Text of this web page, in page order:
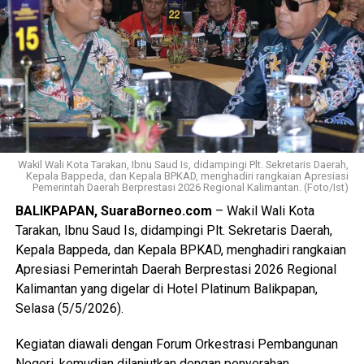
se-Kalimantan. Kalsel dinilai berhasil menunjukkan kinerja
unggul dibandingkan daerah lain, khususnya dalam
penanganan stunting dan pengentasan kemiskinan.
‎“Hari ini kita menghadiri penyerahan apresiasi dari Menteri
Dalam Negeri kepada pemerintah daerah yang berprestasi
di Regional Kalimantan,” sampai Gubernur H. Muhidin.
‎Gubenur H. Muhidin menegaskan bahwa penghargaan
tersebut merupakan hasil kerja bersama seluruh jajaran
pemerintah daerah, serta komitmen berkelanjutan dalam
memperbaiki kualitas hidup masyarakat, terutama bagi
kelompok rentan.
Ajang apresiasi ini sendiri diikuti oleh 24 pemerintah
daerah di wilayah Kalimantan yang dinilai berprestasi
pengangguran, pengendalian inflasi, hingga inovasi
Wakil Wali Kota Tarakan, Ibnu Saud Is, didampingi Plt. Sekretaris Daerah,
Kepala Bappeda, dan Kepala BPKAD, menghadiri rangkaian Apresiasi
Pemerintah Daerah Berprestasi 2026 Regional Kalimantan. (Foto/Ist)
BALIKPAPAN, SuaraBorneo.com – Wakil Wali Kota
Tarakan, Ibnu Saud Is, didampingi Plt. Sekretaris Daerah,
Kepala Bappeda, dan Kepala BPKAD, menghadiri rangkaian
Apresiasi Pemerintah Daerah Berprestasi 2026 Regional
Kalimantan yang digelar di Hotel Platinum Balikpapan,
Selasa (5/5/2026).
Kegiatan diawali dengan Forum Orkestrasi Pembangunan